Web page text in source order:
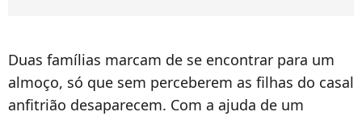
Duas famílias marcam de se encontrar para um
almoço, só que sem perceberem as filhas do casal
anfitrião desaparecem. Com a ajuda de um